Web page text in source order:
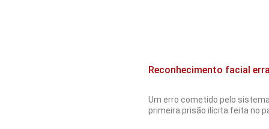
Reconhecimento facial
Um erro cometido pelo
primeira prisão ilícita feita no